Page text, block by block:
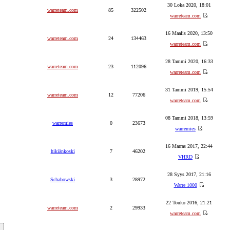
warreteam.com 85 322502
30 Loka 2020, 18:01
warreteam.com
warreteam.com 24 134463
16 Maalis 2020, 13:50
warreteam.com
warreteam.com 23 112096
28 Tammi 2020, 16:33
warreteam.com
warreteam.com 12 77206
31 Tammi 2019, 15:54
warreteam.com
warremies 0 23673
08 Tammi 2018, 13:59
warremies
hikiänkoski 7 46202
16 Marras 2017, 22:44
VHRD
Schabowski 3 28972
28 Syys 2017, 21:16
Warre 1000
warreteam.com 2 29933
22 Touko 2016, 21:21
warreteam.com